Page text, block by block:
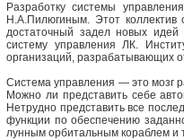
Разработку системы
Н.А.Пилюгиным. Этот
достаточный задел новых идей
систему управления ЛК.
организаций, разрабатывающих
Система управления — это мозг
Можно ли представить себе
Нетрудно представить все
функции по обеспечению
лунным орбитальным кораблем и